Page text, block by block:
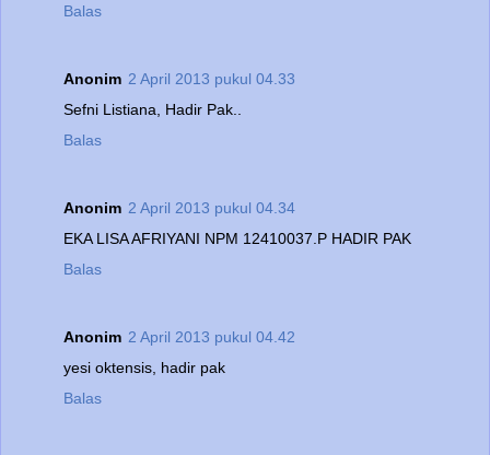
Balas
Anonim 2 April 2013 pukul 04.33
Sefni Listiana, Hadir Pak..
Balas
Anonim 2 April 2013 pukul 04.34
EKA LISA AFRIYANI NPM 12410037.P HADIR PAK
Balas
Anonim 2 April 2013 pukul 04.42
yesi oktensis, hadir pak
Balas